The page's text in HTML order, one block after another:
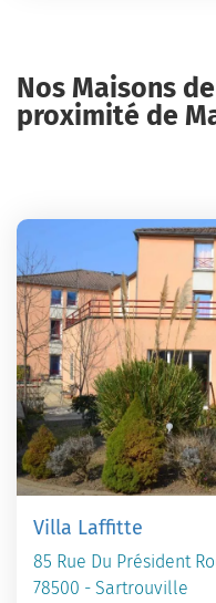
Nos Maisons
proximité de
Villa Laffitte
85 Rue Du Président
78500 - Sartrouville